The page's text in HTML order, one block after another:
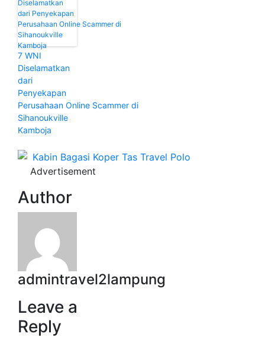
7 WNI
Diselamatkan
dari
Penyekapan
Perusahaan Online Scammer di
Sihanoukville
Kamboja
Advertisement
Author
admintravel2lampung
Leave a
Reply